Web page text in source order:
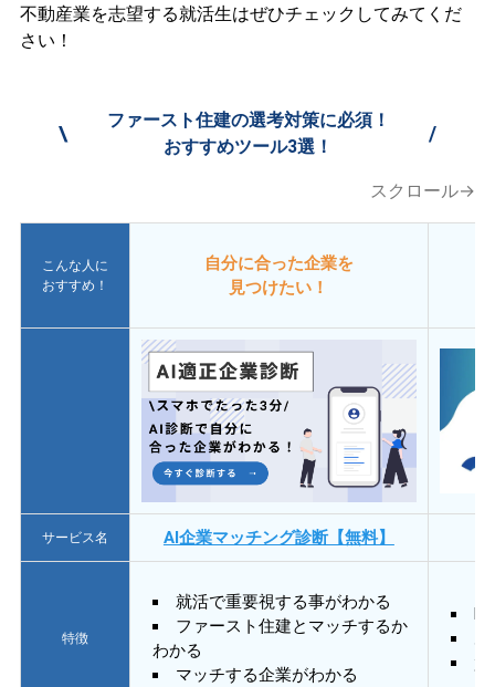
不動産業を志望する就活生はぜひチェックしてみてくだ
さい！
\
ファースト住建の選考対策に必須！
おすすめツール3選！
/
スクロール→
こんな人に
おすすめ！
自分に合った企業を
見つけたい！
サービス名 AI企業マッチング診断【無料】
特徴
就活で重要視する事がわかる
ファースト住建とマッチするか
わかる
マッチする企業がわかる
質